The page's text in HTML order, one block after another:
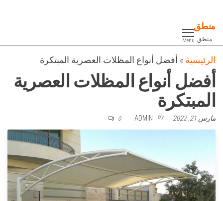
content
منطق
منطق Menu
الرئيسية » أفضل أنواع المظلات العصرية المبتكرة
أفضل أنواع المظلات العصرية
المبتكرة
مارس 21, 2022 By
ADMIN
0